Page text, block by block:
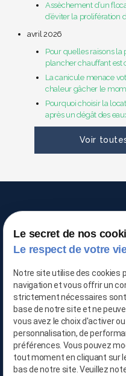
Assèchement d’un
d’éviter la prolifération
avril 2026
Pour quelles raisons
plancher chauffant est
La canicule menace
chaleur gâcher le
Pourquoi choisir la
après un dégât des
Voir
03
06 21
contact@location-
Le secret de nos
Le respect de votre
Notre site utilise des cookies
navigation et vous offrir un
strictement nécessaires
base de notre site et ne
vous avez le choix d'activer
personnalisation, de
préférences. Vous pouvez
tout moment en cliquant sur
bas de notre site. Veuillez